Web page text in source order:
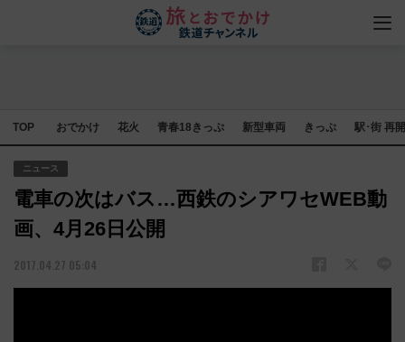
TOP おでかけ 花火 青春18きっぷ 新型車両 きっぷ 駅･街 再
ニュース
電車の次はバス…西鉄のシアワセWEB動
画、4月26日公開
2017.04.27 05:04